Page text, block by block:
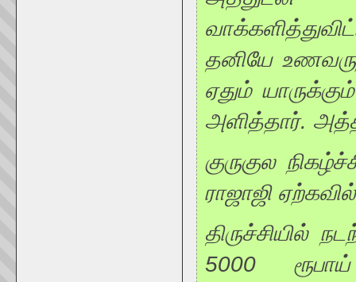
தனியே
ஏதும்
அளித்தார்.
குருகுல
ராஜாஜி
திருச்சியில்
5000